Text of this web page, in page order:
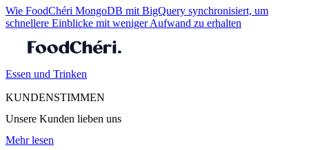
Wie FoodChéri MongoDB mit BigQuery synchronisiert, um
schnellere Einblicke mit weniger Aufwand zu erhalten
Essen und Trinken
KUNDENSTIMMEN
Unsere Kunden lieben uns
Mehr lesen